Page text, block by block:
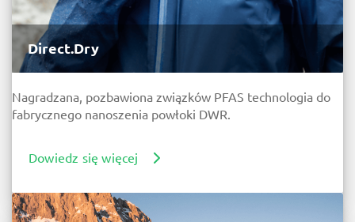
Direct.Dry
Nagradzana, pozbawiona związków PFAS technologia do
fabrycznego nanoszenia powłoki DWR.
Dowiedz się więcej